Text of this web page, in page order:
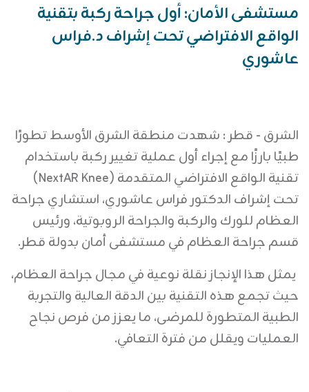
مستشفى الأمان: أول جراحة ركبة بتقنية
الواقع الافتراضي تحت إشراف د.فراس
عاشوري
الشرق - قطر : شهدت منطقة الشرق الأوسط تطورًا
طبيًا بارزًا مع إجراء أول عملية تغيير ركبة باستخدام
تقنية الواقع الافتراضي المتقدمة (NextAR Knee)
تحت إشراف الدكتور فراس عاشوري، استشاري جراحة
العظام للورك والركبة والجراحة الروبوتية، ورئيس
قسم جراحة العظام في مستشفى أمان بدولة قطر.
يمثل هذا الإنجاز نقلة نوعية في مجال جراحة العظام،
حيث تجمع هذه التقنية بين الدقة العالية والتجربة
الطبية المتطورة للمرضى، ما يعزز من فرص نجاح
العمليات ويقلل من فترة التعافي.